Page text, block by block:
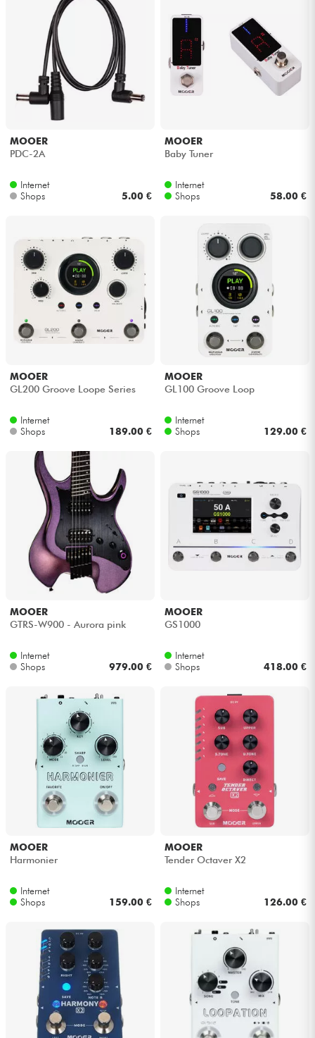
MOOER
PDC-2A
Internet
Shops
5.00 €
MOOER
Baby Tuner
Internet
Shops
58.00 €
MOOER
GL200 Groove Loope Series
Internet
Shops
189.00 €
MOOER
GL100 Groove Loop
Internet
Shops
129.00 €
MOOER
GTRS-W900 - Aurora pink
Internet
Shops
979.00 €
MOOER
GS1000
Internet
Shops
418.00 €
MOOER
Harmonier
Internet
Shops
159.00 €
MOOER
Tender Octaver X2
Internet
Shops
126.00 €